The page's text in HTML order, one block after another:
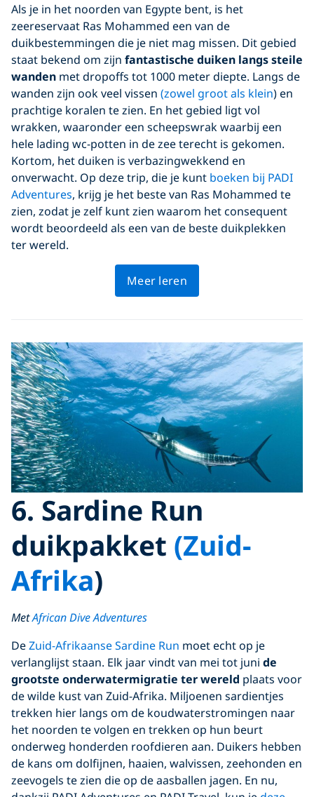
Als je in het noorden van Egypte bent, is het
zeereservaat Ras Mohammed een van de
duikbestemmingen die je niet mag missen. Dit gebied
staat bekend om zijn fantastische duiken langs steile
wanden met dropoffs tot 1000 meter diepte. Langs de
wanden zijn ook veel vissen (zowel groot als klein) en
prachtige koralen te zien. En het gebied ligt vol
wrakken, waaronder een scheepswrak waarbij een
hele lading wc-potten in de zee terecht is gekomen.
Kortom, het duiken is verbazingwekkend en
onverwacht. Op deze trip, die je kunt boeken bij PADI
Adventures, krijg je het beste van Ras Mohammed te
zien, zodat je zelf kunt zien waarom het consequent
wordt beoordeeld als een van de beste duikplekken
ter wereld.
Meer leren
6. Sardine Run
duikpakket (Zuid-
Afrika)
MetAfrican Dive Adventures
DeZuid-Afrikaanse Sardine Run moet echt op je
verlanglijst staan. Elk jaar vindt van mei tot juni de
grootste onderwatermigratie ter wereld plaats voor
de wilde kust van Zuid-Afrika. Miljoenen sardientjes
trekken hier langs om de koudwaterstromingen naar
het noorden te volgen en trekken op hun beurt
onderweg honderden roofdieren aan. Duikers hebben
de kans om dolfijnen, haaien, walvissen, zeehonden en
zeevogels te zien die op de aasballen jagen. En nu,